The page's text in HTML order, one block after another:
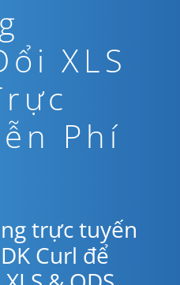
XLS
Phí
trực tuyến
Curl để